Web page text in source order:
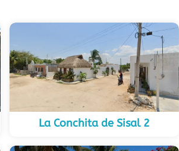
La Conchita de Sisal 2